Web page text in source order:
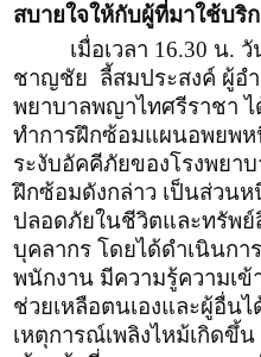
สบายใจให้กับผู้ที่มาใช้บริ
เมื่อเวลา 16.30 น.
ชาญชัย ลี้สมประสงค์ ผู้อำ
พยาบาลพญาไทศรีราชา
ทำการฝึกซ้อมแผนอพยพ
ระงับอัคคีภัยของโรงพยา
ฝึกซ้อมดังกล่าว เป็นส่วน
ปลอดภัยในชีวิตและทรัพย์
บุคลากร โดยได้ดำเนินกา
พนักงาน มีความรู้ความเข้
ช่วยเหลือตนเองและผู้อื่น
เหตุการณ์เพลิงไหม้เกิดขึ้